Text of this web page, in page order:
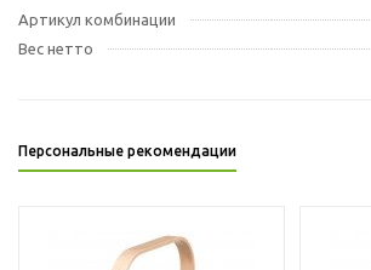
Артикул комбинации
Вес нетто
Персональные рекомендации